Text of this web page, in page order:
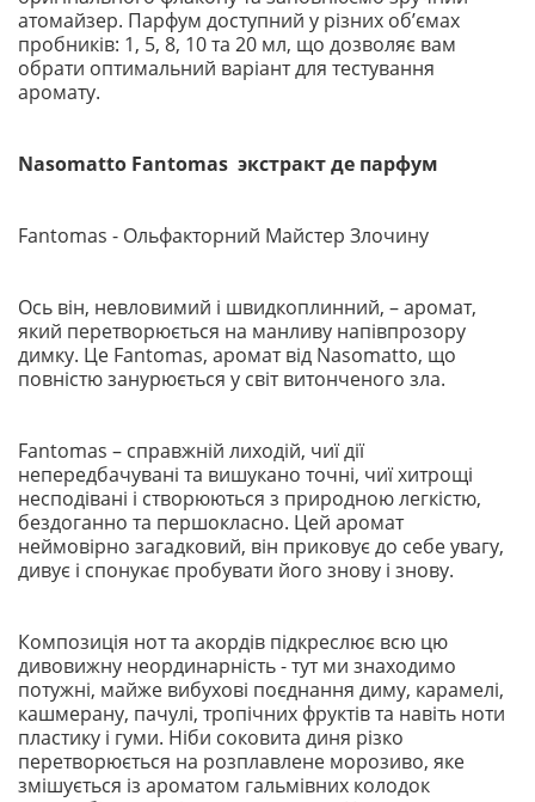
атомайзер. Парфум доступний у різних обʼємах
пробників: 1, 5, 8, 10 та 20 мл, що дозволяє вам
обрати оптимальний варіант для тестування
аромату.
Nasomatto Fantomas экстракт де парфум
Fantomas - Ольфакторний Майстер Злочину
Ось він, невловимий і швидкоплинний, – аромат,
який перетворюється на манливу напівпрозору
димку. Це Fantomas, аромат від Nasomatto, що
повністю занурюється у світ витонченого зла.
Fantomas – справжній лиходій, чиї дії
непередбачувані та вишукано точні, чиї хитрощі
несподівані і створюються з природною легкістю,
бездоганно та першокласно. Цей аромат
неймовірно загадковий, він приковує до себе увагу,
дивує і спонукає пробувати його знову і знову.
Композиція нот та акордів підкреслює всю цю
дивовижну неординарність - тут ми знаходимо
потужні, майже вибухові поєднання диму, карамелі,
кашмерану, пачулі, тропічних фруктів та навіть ноти
пластику і гуми. Ніби соковита диня різко
перетворюється на розплавлене морозиво, яке
змішується із ароматом гальмівних колодок